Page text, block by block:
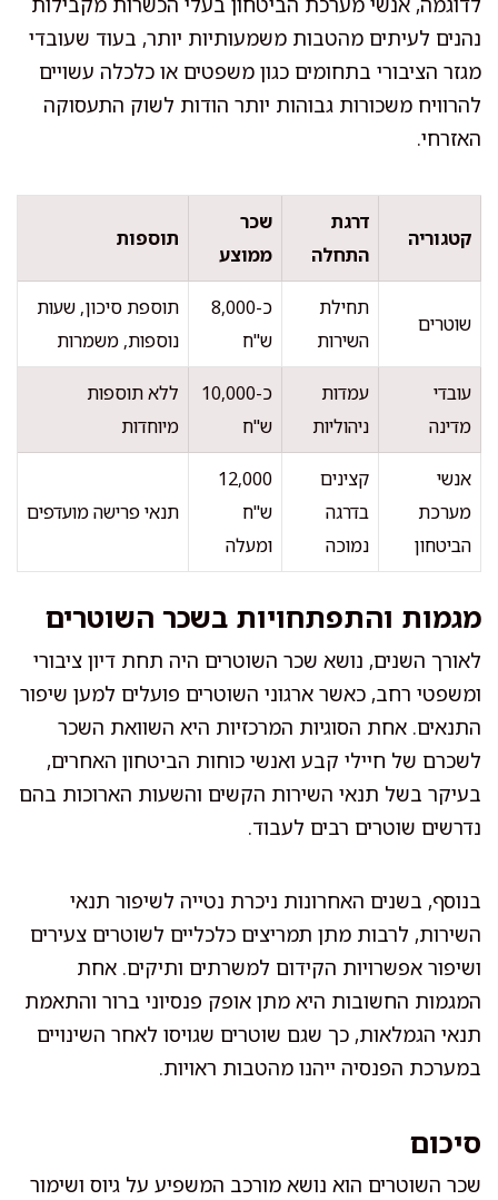
נהנים לעיתים מהטבות משמעותיות יותר, בעוד שעובדי
מגזר הציבורי בתחומים כגון משפטים או כלכלה עשויים
להרוויח משכורות גבוהות יותר הודות לשוק התעסוקה
האזרחי.
קטגוריה
דרגת
התחלה
שכר
ממוצע
תוספות
שוטרים
תחילת
השירות
כ-8,000
ש"ח
תוספת סיכון, שעות
נוספות, משמרות
עובדי
מדינה
עמדות
ניהוליות
כ-10,000
ש"ח
ללא תוספות
מיוחדות
אנשי
מערכת
הביטחון
קצינים
בדרגה
נמוכה
12,000
ש"ח
ומעלה
תנאי פרישה מועדפים
מגמות והתפתחויות בשכר השוטרים
לאורך השנים, נושא שכר השוטרים היה תחת דיון ציבורי
ומשפטי רחב, כאשר ארגוני השוטרים פועלים למען שיפור
התנאים. אחת הסוגיות המרכזיות היא השוואת השכר
לשכרם של חיילי קבע ואנשי כוחות הביטחון האחרים,
בעיקר בשל תנאי השירות הקשים והשעות הארוכות בהם
נדרשים שוטרים רבים לעבוד.
בנוסף, בשנים האחרונות ניכרת נטייה לשיפור תנאי
השירות, לרבות מתן תמריצים כלכליים לשוטרים צעירים
ושיפור אפשרויות הקידום למשרתים ותיקים. אחת
המגמות החשובות היא מתן אופק פנסיוני ברור והתאמת
תנאי הגמלאות, כך שגם שוטרים שגויסו לאחר השינויים
במערכת הפנסיה ייהנו מהטבות ראויות.
סיכום
שכר השוטרים הוא נושא מורכב המשפיע על גיוס ושימור